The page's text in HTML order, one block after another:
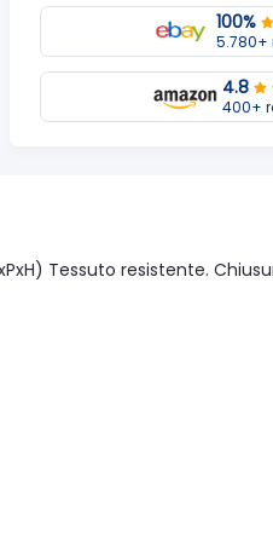
100%
5.780+
4.8
400+
Tessuto resistente.